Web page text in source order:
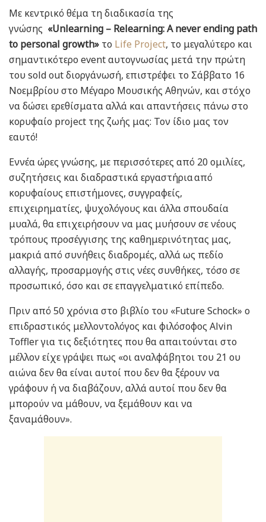
Με κεντρικό θέμα τη διαδικασία της
γνώσης «Unlearning – Relearning: A never ending path
to personal growth» τo Life Project, το μεγαλύτερο και
σημαντικότερο event αυτογνωσίας μετά την πρώτη
του sold out διοργάνωσή, επιστρέφει το Σάββατο 16
Νοεμβρίου στο Μέγαρο Μουσικής Αθηνών, και στόχο
να δώσει ερεθίσματα αλλά και απαντήσεις πάνω στο
κορυφαίο project της ζωής μας: Τον ίδιο μας τον
εαυτό!
Εννέα ώρες γνώσης, με περισσότερες από 20 ομιλίες,
συζητήσεις και διαδραστικά εργαστήρια από
κορυφαίους επιστήμονες, συγγραφείς,
επιχειρηματίες, ψυχολόγους και άλλα σπουδαία
μυαλά, θα επιχειρήσουν να μας μυήσουν σε νέους
τρόπους προσέγγισης της καθημερινότητας μας,
μακριά από συνήθεις διαδρομές, αλλά ως πεδίο
αλλαγής, προσαρμογής στις νέες συνθήκες, τόσο σε
προσωπικό, όσο και σε επαγγελματικό επίπεδο.
Πριν από 50 χρόνια στο βιβλίο του «Future Schock» ο
επιδραστικός μελλοντολόγος και φιλόσοφος Alvin
Toffler για τις δεξιότητες που θα απαιτούνται στο
μέλλον είχε γράψει πως «οι αναλφάβητοι του 21 ου
αιώνα δεν θα είναι αυτοί που δεν θα ξέρουν να
γράφουν ή να διαβάζουν, αλλά αυτοί που δεν θα
μπορούν να μάθουν, να ξεμάθουν και να
ξαναμάθουν».